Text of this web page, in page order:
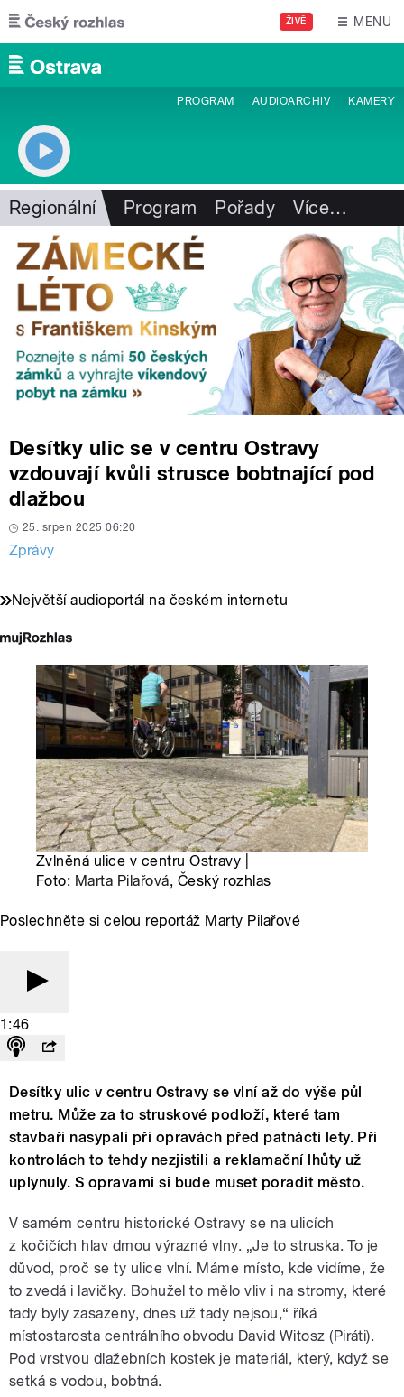
Přejít k hlavnímu obsahu
ŽIVĚ MENU
PROGRAM AUDIOARCHIV KAMERY
Regionální Program Pořady Více…
Desítky ulic se v centru Ostravy
vzdouvají kvůli strusce bobtnající pod
dlažbou
25. srpen 2025 06:20
Zprávy
Největší audioportál na českém internetu
Zvlněná ulice v centru Ostravy |
Foto: Marta Pilařová, Český rozhlas
Poslechněte si celou reportáž Marty Pilařové
1:46
Desítky ulic v centru Ostravy se vlní až do výše půl
metru. Může za to struskové podloží, které tam
stavbaři nasypali při opravách před patnácti lety. Při
kontrolách to tehdy nezjistili a reklamační lhůty už
uplynuly. S opravami si bude muset poradit město.
V samém centru historické Ostravy se na ulicích
z kočičích hlav dmou výrazné vlny. „Je to struska. To je
důvod, proč se ty ulice vlní. Máme místo, kde vidíme, že
to zvedá i lavičky. Bohužel to mělo vliv i na stromy, které
tady byly zasazeny, dnes už tady nejsou,“ říká
místostarosta centrálního obvodu David Witosz (Piráti).
Pod vrstvou dlažebních kostek je materiál, který, když se
setká s vodou, bobtná.